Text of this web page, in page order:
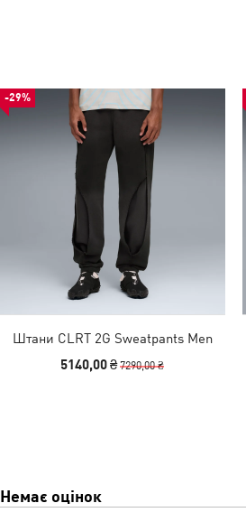
-29%
Штани CLRT 2G Sweatpants Men
5140,00 ₴7290,00 ₴
Немає оцінок